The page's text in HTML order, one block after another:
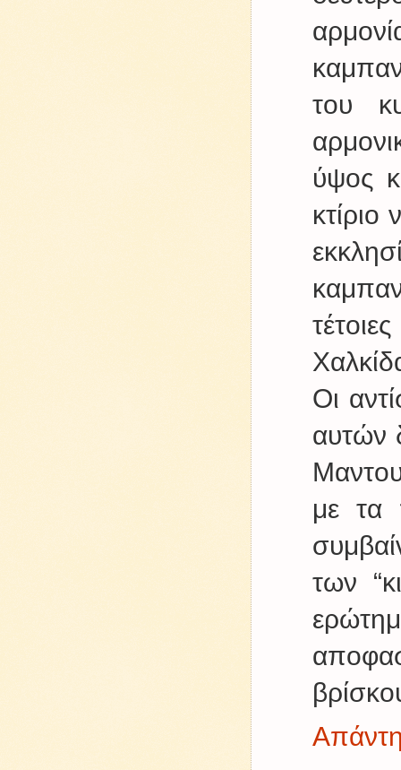
του
ύψος
κτίριο
Οι
αυτών
με τα
των